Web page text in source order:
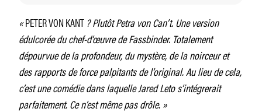
«PETER VON KANT ? Plutôt Petra von Can’t. Une version
édulcorée du chef-d’œuvre de Fassbinder. Totalement
dépourvue de la profondeur, du mystère, de la noirceur et
des rapports de force palpitants de l’original. Au lieu de cela,
c’est une comédie dans laquelle Jared Leto s’intégrerait
parfaitement. Ce n’est même pas drôle. »